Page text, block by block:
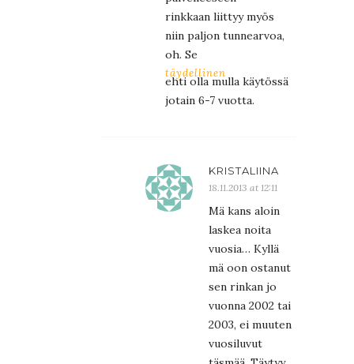
rinkkaan liittyy myös
niin paljon tunnearvoa,
oh. Se
täydellinen
ehti olla mulla käytössä
jotain 6-7 vuotta.
KRISTALIINA
18.11.2013 at 12:11
Mä kans aloin
laskea noita
vuosia… Kyllä
mä oon ostanut
sen rinkan jo
vuonna 2002 tai
2003, ei muuten
vuosiluvut